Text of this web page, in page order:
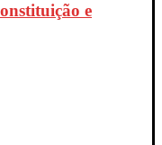
e